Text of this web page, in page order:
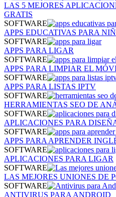
LAS 5 MEJORES
GRATIS
SOFTWARE
APPS EDUCATIVAS PARA
SOFTWARE
APPS PARA LIGAR
SOFTWARE
APPS PARA LIMPIAR EL
SOFTWARE
APPS PARA LISTAS IPTV
SOFTWARE
HERRAMIENTAS SEO DE
SOFTWARE
APLICACIONES PARA
SOFTWARE
APPS PARA APRENDER
SOFTWARE
APLICACIONES PARA LIGAR
SOFTWARE
LAS MEJORES UNIONES DE
SOFTWARE
ANTIVIRUS PARA ANDROID